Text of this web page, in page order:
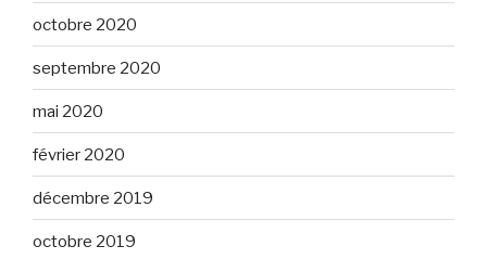
octobre 2020
septembre 2020
mai 2020
février 2020
décembre 2019
octobre 2019